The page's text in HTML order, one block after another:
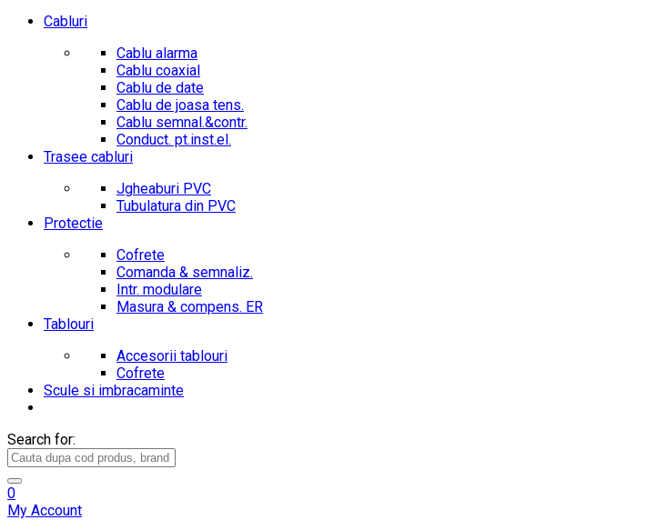
Cabluri
Cablu alarma
Cablu coaxial
Cablu de date
Cablu de joasa tens.
Cablu semnal.&contr.
Conduct. pt.inst.el.
Trasee cabluri
Jgheaburi PVC
Tubulatura din PVC
Protectie
Cofrete
Comanda & semnaliz.
Intr. modulare
Masura & compens. ER
Tablouri
Accesorii tablouri
Cofrete
Scule si imbracaminte
Search for:
0
My Account